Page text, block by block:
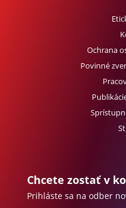
Ochrana
Povinné
Chcete zostať v
Prihláste sa na odber